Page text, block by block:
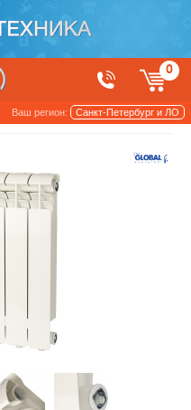
0
Ваш регион: Санкт-Петербург и ЛО